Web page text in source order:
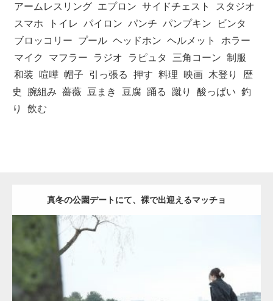
アームレスリング エプロン サイドチェスト
スタジオ
スマホ
トイレ パイロン パンチ パンプキン
ビンタ
ブロッコリー
プール ヘッドホン ヘルメット
ホラー
マイク
マフラー ラジオ ラピュタ 三角コーン 制服
和装
喧嘩 帽子 引っ張る 押す 料理 映画 木登り
歴
史
腕組み 薔薇 豆まき 豆腐 踊る 蹴り 酸っぱい 釣
り
飲む
真冬の公園デートにて、裸で出迎えるマッチョ
公園のマッチョ AKIHITO(細マッチョ) 背中